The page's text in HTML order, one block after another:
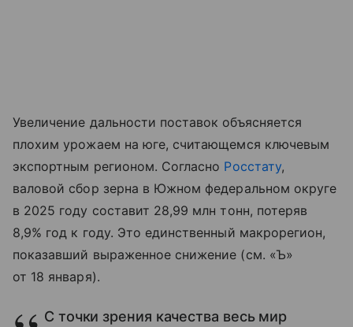
Увеличение дальности поставок объясняется
плохим урожаем на юге, считающемся ключевым
экспортным регионом. Согласно Росстату,
валовой сбор зерна в Южном федеральном округе
в 2025 году составит 28,99 млн тонн, потеряв
8,9% год к году. Это единственный макрорегион,
показавший выраженное снижение (см. «Ъ»
от 18 января).
С точки зрения качества весь мир